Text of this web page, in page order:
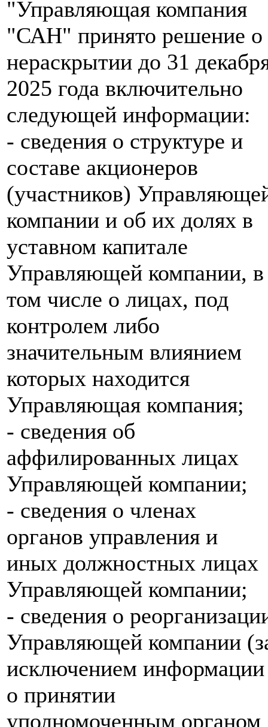
"Управляющая компания
"САН" принято решение о
нераскрытии до 31
2025 года включительно
следующей информации:
- сведения о структуре и
составе акционеров
(участников)
компании и об их долях в
уставном капитале
Управляющей компании, в
том числе о лицах, под
контролем либо
значительным влиянием
которых находится
Управляющая компания;
- сведения об
аффилированных лицах
Управляющей компании;
- сведения о членах
органов управления и
иных должностных лицах
Управляющей компании;
- сведения о
Управляющей компании
исключением информации
о принятии
уполномоченным органом